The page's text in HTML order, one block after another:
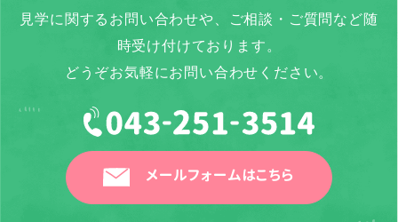
見学に関するお問い合わせや、ご相談・ご質問など随
時受け付けております。
どうぞお気軽にお問い合わせください。
メールフォームはこちら